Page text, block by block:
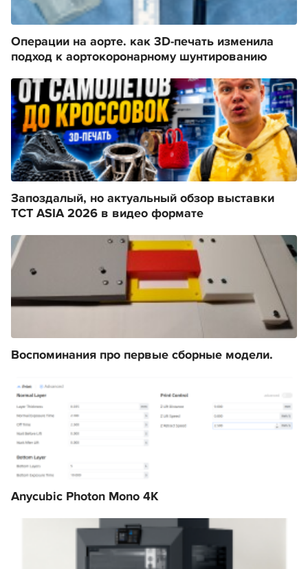
Операции на аорте. как 3D-печать изменила
подход к аортокоронарному шунтированию
Запоздалый, но актуальный обзор выставки
TCT ASIA 2026 в видео формате
Воспоминания про первые сборные модели.
Anycubic Photon Mono 4K